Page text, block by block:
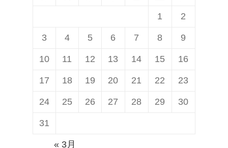
1 2
3 4 5 6 7 8 9
10 11 12 13 14 15 16
17 18 19 20 21 22 23
24 25 26 27 28 29 30
31
« 3月